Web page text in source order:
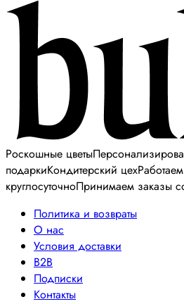
Роскошные цветы
подаркиКондитерский цехРаботаем
круглосуточноПринимаем заказы
Политика и возвраты
О нас
Условия доставки
B2B
Подписки
Контакты